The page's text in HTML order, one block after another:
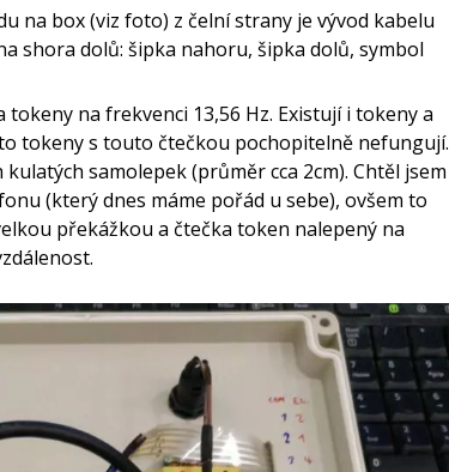
na box (viz foto) z čelní strany je vývod kabelu
shora dolů: šipka nahoru, šipka dolů, symbol
na frekvenci 13,56 Hz. Existují i tokeny a
tokeny s touto čtečkou pochopitelně nefungují.
samolepek (průměr cca 2cm). Chtěl jsem
(který dnes máme pořád u sebe), ovšem to
překážkou a čtečka token nalepený na